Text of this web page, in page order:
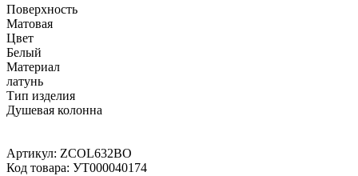
Поверхность
Матовая
Цвет
Белый
Материал
латунь
Тип изделия
Душевая колонна
Артикул: ZCOL632BO
Код товара: УТ000040174